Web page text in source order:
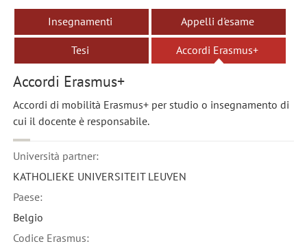
Insegnamenti Appelli d'esame
Tesi Accordi Erasmus+
Accordi Erasmus+
Accordi di mobilità Erasmus+ per studio o insegnamento di
cui il docente è responsabile.
Università partner:
KATHOLIEKE UNIVERSITEIT LEUVEN
Paese:
Belgio
Codice Erasmus: